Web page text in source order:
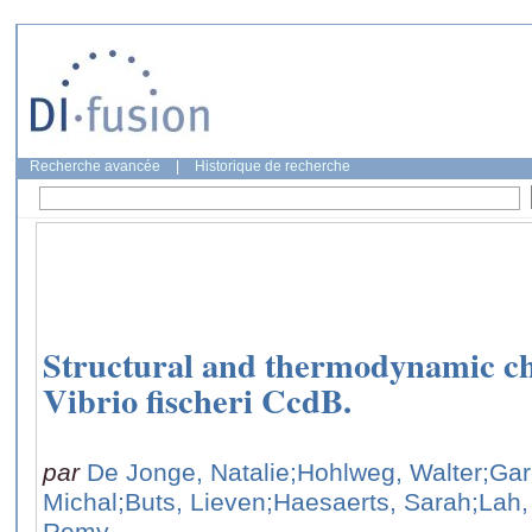
Recherche avancée Historique de recherche
Structural and thermodynamic
Vibrio fischeri CcdB.
par De Jonge, Natalie;Hohlweg, Walter
Michal;Buts, Lieven;Haesaerts, Sarah